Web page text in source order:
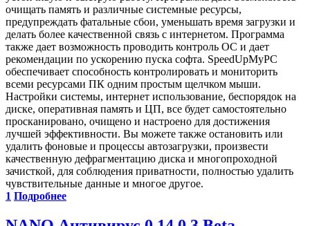
очищать память и различные системные ресурсы,
предупреждать фатальные сбои, уменьшать время загрузки и
делать более качественной связь с интернетом. Программа
также дает возможность проводить контроль ОС и дает
рекомендации по ускорению пуска софта. SpeedUpMyPC
обеспечивает способность контролировать и мониторить
всеми ресурсами ПК одним простым щелчком мыши.
Настройки системы, интернет использование, беспорядок на
диске, оперативная память и ЦП, все будет самостоятельно
просканировано, очищено и настроено для достижения
лучшей эффективности. Вы можете также остановить или
удалить фоновые и процессы автозагрузки, произвести
качественную дефрагментацию диска и многопроходной
зачисткой, для соблюдения приватности, полностью удалить
чувствительные данные и многое другое.
1 Подробнее